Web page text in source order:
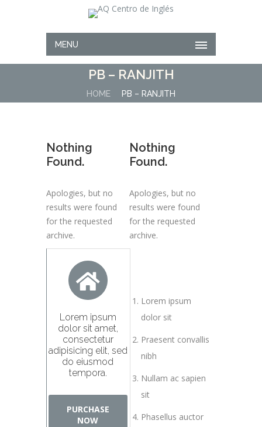
MENU
PB – RANJITH
HOME PB – RANJITH
Nothing
Found.
Apologies, but no
results were found
for the requested
archive.
Lorem ipsum
dolor sit amet,
consectetur
adipisicing elit, sed
do eiusmod
tempora.
PURCHASE
NOW
Nothing
Found.
Apologies, but no
results were found
for the requested
archive.
Lorem ipsum
dolor sit
Praesent convallis
nibh
Nullam ac sapien
sit
Phasellus auctor